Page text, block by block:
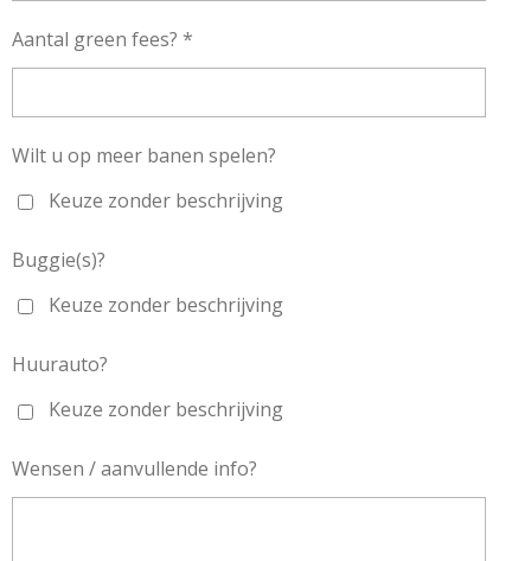
Aantal green fees? *
Wilt u op meer banen spelen?
Keuze zonder beschrijving
Buggie(s)?
Keuze zonder beschrijving
Huurauto?
Keuze zonder beschrijving
Wensen / aanvullende info?